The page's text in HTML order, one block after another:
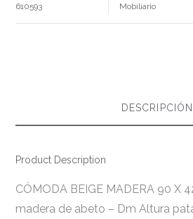
610593
Mobiliario
DESCRIPCIÓN
Product Description
CÓMODA BEIGE MADERA 90 X
madera de abeto – Dm Altura